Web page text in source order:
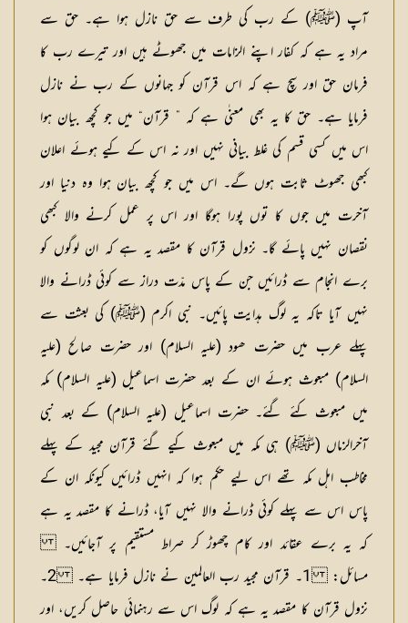
آپ (ﷺ) کے رب کی طرف سے حق نازل ہوا ہے۔ حق سے
مراد یہ ہے کہ کفار اپنے الزامات میں جھوٹے ہیں اور تیرے رب کا
فرمان حق اور سچ ہے کہ اس قرآن کو جہانوں کے رب نے نازل
فرمایا ہے۔ حق کا یہ بھی معنٰی ہے کہ ” قرآن“ میں جو کچھ بیان ہوا
اس میں کسی قسم کی غلط بیانی نہیں اور نہ اس کے کیے ہوئے اعلان
کبھی جھوٹ ثابت ہوں گے۔ اس میں جو کچھ بیان ہوا وہ دنیا اور
آخرت میں جوں کا توں پورا ہوگا اور اس پر عمل کرنے والا کبھی
نقصان نہیں پائے گا۔ نزول قرآن کا مقصد یہ ہے کہ ان لوگوں کو
برے انجام سے ڈرائیں جن کے پاس مدّت دراز سے کوئی ڈرانے والا
نہیں آیا تاکہ یہ لوگ ہدایت پائیں۔ نبی اکرم (ﷺ) کی بعثت سے
پہلے عرب میں حضرت ھود (علیہ السلام) اور حضرت صالح (علیہ
السلام) مبعوث ہوئے ان کے بعد حضرت اسماعیل (علیہ السلام) مکہ
میں مبعوث کئے گئے۔ حضرت اسماعیل (علیہ السلام) کے بعد نبی
آخرالزماں (ﷺ) ہی مکہ میں مبعوث کیے گئے قرآن مجید کے پہلے
مخاطب اہل مکہ تھے اس لیے حکم ہوا کہ انہیں ڈرائیں کیونکہ ان کے
پاس اس سے پہلے کوئی ڈرانے والا نہیں آیا، ڈرانے کا مقصد یہ ہے
کہ یہ برے عقائد اور کام چھوڑ کر صراط مستقیم پر آجائیں۔
مسائل:
1۔ قرآن مجید رب العالمین نے نازل فرمایا ہے۔ 2۔
نزول قرآن کا مقصد یہ ہے کہ لوگ اس سے رہنمائی حاصل کریں، اور